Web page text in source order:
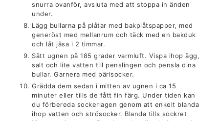
snurra ovanför, avsluta med att stoppa in änden
under.
Lägg bullarna på plåtar med bakplåtspapper, med
generöst med mellanrum och täck med en bakduk
och låt jäsa i 2 timmar.
Sätt ugnen på 185 grader varmluft. Vispa ihop ägg,
salt och lite vatten till penslingen och pensla dina
bullar. Garnera med pärlsocker.
Grädda dem sedan i mitten av ugnen i ca 15
minuter eller tills de fått fin färg. Under tiden kan
du förbereda sockerlagen genom att enkelt blanda
ihop vatten och strösocker. Blanda tills sockret